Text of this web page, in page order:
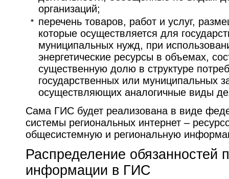
организаций;
перечень товаров, работ и услуг,
которые осуществляется для
муниципальных нужд, при
энергетические ресурсы в объемах,
существенную долю в структуре
государственных или муниципальных
осуществляющих аналогичные виды
Сама ГИС будет реализована в виде
системы региональных интернет –
общесистемную и региональную
Распределение обязанностей
информации в ГИС